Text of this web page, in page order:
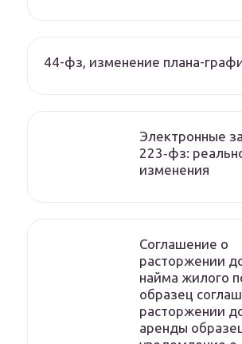
44-фз, изменение плана-
Электронные
223‑фз:
изменения
Соглашение о
расторжении
найма жилого
образец
расторжении
аренды